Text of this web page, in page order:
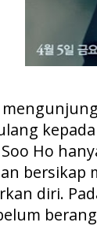
Ho
bersikap
diri.